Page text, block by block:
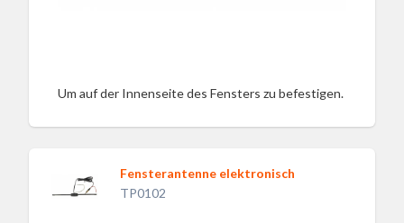
Um auf der Innenseite des Fensters zu befestigen.
Fensterantenne elektronisch
TP0102